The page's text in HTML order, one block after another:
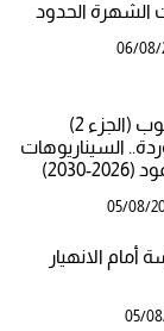
الشهرة الحدود
06/08/
الجغرافيا السياسية للحبوب (الجزء 2)
السيناريوهات
2030)
05/08/
أمام الانهيار
05/